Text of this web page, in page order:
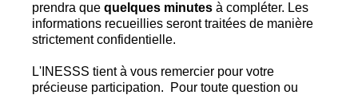
prendra que quelques minutes à compléter. Les
informations recueillies seront traitées de manière
strictement confidentielle.
L'INESSS tient à vous remercier pour votre
précieuse participation.
Pour toute question ou